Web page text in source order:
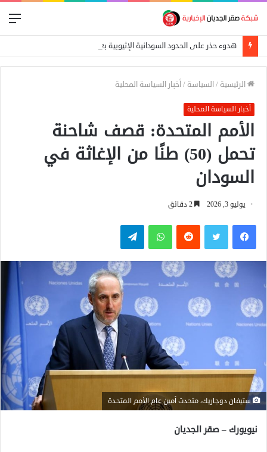
الرئيسية /السياسة /أخبار السياسة المحلية
أخبار السياسة المحلية
الأمم المتحدة: قصف شاحنة
تحمل (50) طنًا من الإغاثة في
السودان
يوليو 3, 2026
فيسبوكتويتر واتساب تيلقرام
ستيفان دوجاريك، متحدث أمين عام الأمم المتحدة
نيويورك – صقر الجديان